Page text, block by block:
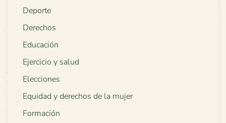
Deporte
Derechos
Educación
Ejercicio y salud
Elecciones
Equidad y derechos de la mujer
Formación